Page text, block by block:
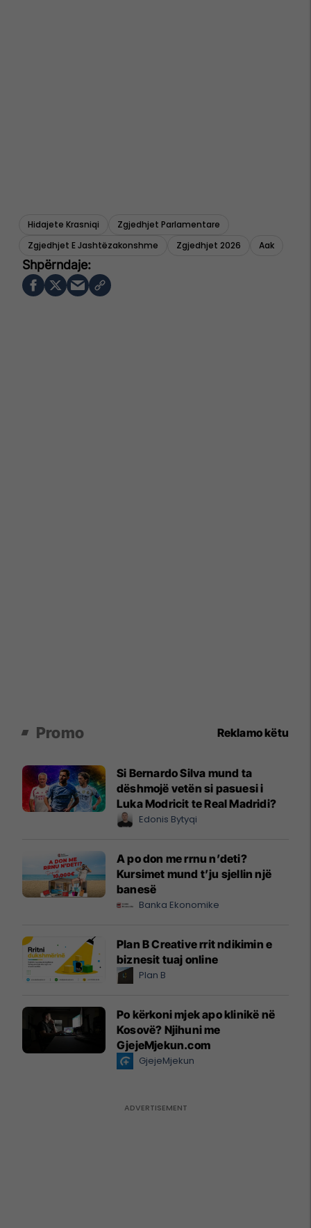
Hidajete Krasniqi
Zgjedhjet Parlamentare
Zgjedhjet E Jashtëzakonshme
Zgjedhjet 2026 Aak
Promo Reklamo këtu
Si Bernardo Silva mund ta
dëshmojë vetën si pasuesi i
Luka Modricit te Real Madridi?
Edonis Bytyqi
A po don me rrnu n’deti?
Kursimet mund t’ju sjellin një
banesë
Banka Ekonomike
Plan B Creative rrit ndikimin e
biznesit tuaj online
Plan B
Po kërkoni mjek apo klinikë në
Kosovë? Njihuni me
GjejeMjekun.com
GjejeMjekun